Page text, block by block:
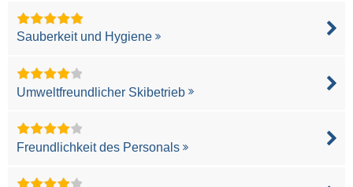
Sauberkeit und Hygiene
Umweltfreundlicher Skibetrieb
Freundlichkeit des Personals